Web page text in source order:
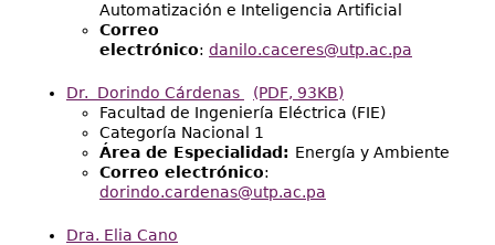
Automatización e Inteligencia Artificial
Correo
electrónico: danilo.caceres@utp.ac.pa
Dr. Dorindo Cárdenas
(PDF, 93KB)
Facultad de Ingeniería Eléctrica (FIE)
Categoría Nacional 1
Área de Especialidad: Energía y Ambiente
Correo electrónico:
dorindo.cardenas@utp.ac.pa
Dra. Elia Cano